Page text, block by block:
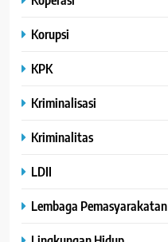
Korupsi
KPK
Kriminalisasi
Kriminalitas
LDII
Lembaga Pemasyarakatan